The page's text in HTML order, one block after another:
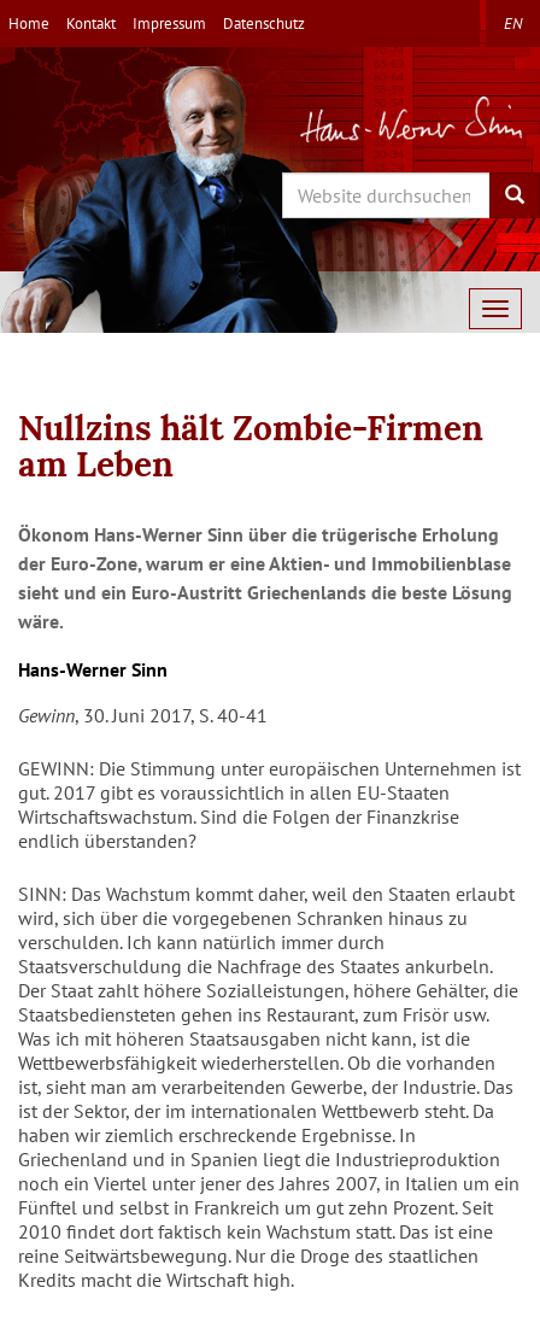
Direkt
zum
Inhalt
Home Kontakt Impressum Datenschutz EN
Search
Nullzins hält Zombie-Firmen
am Leben
Ökonom Hans-Werner Sinn über die trügeri­sche Erholung
der Euro-Zone, warum er eine Aktien- und Immobilienblase
sieht und ein Euro­-Austritt Griechenlands die beste Lösung
wäre.
Hans-Werner Sinn
Gewinn, 30. Juni 2017, S. 40-41
GEWINN: Die Stimmung unter europäischen Unternehmen ist
gut. 2017 gibt es voraussichtlich in allen EU-Staaten
Wirtschaftswachstum. Sind die Folgen der Finanzkrise
endlich überstanden?
SINN: Das Wachstum kommt daher, weil den Staaten erlaubt
wird, sich über die vorgegebenen Schranken hinaus zu
verschulden. Ich kann natürlich immer durch
Staatsverschuldung die Nachfrage des Staates ankurbeln.
Der Staat zahlt höhere Sozialleistungen, höhere Gehälter, die
Staatsbediensteten gehen ins Restaurant, zum Frisör usw.
Was ich mit höheren Staatsausgaben nicht kann, ist die
Wettbewerbsfähigkeit wiederherstellen. Ob die vorhanden
ist, sieht man am verarbeitenden Gewerbe, der Industrie. Das
ist der Sektor, der im internationalen Wettbewerb steht. Da
haben wir ziemlich erschreckende Ergebnisse. In
Griechenland und in Spanien liegt die Industrieproduktion
noch ein Viertel unter jener des Jahres 2007, in Italien um ein
Fünftel und selbst in Frankreich um gut zehn Prozent. Seit
2010 findet dort faktisch kein Wachstum statt. Das ist eine
reine Seitwärtsbewegung. Nur die Droge des staatlichen
Kredits macht die Wirtschaft high.